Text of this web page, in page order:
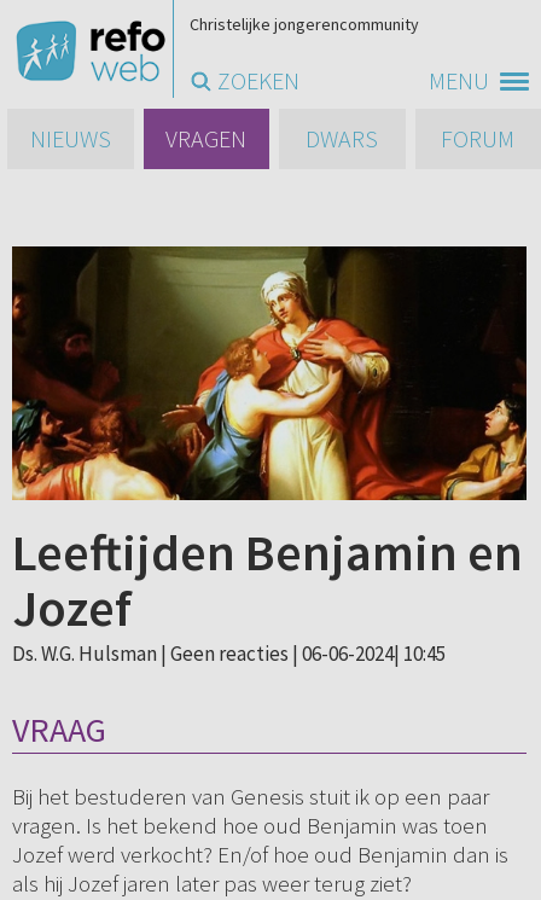
MENU
Christelijke jongerencommunity
ZOEKEN
NIEUWS
VRAGEN DWARS FORUM
Leeftijden Benjamin en
Jozef
Ds. W.G. Hulsman | Geen reacties | 06-06-2024| 10:45
VRAAG
Bij het bestuderen van Genesis stuit ik op een paar
vragen. Is het bekend hoe oud Benjamin was toen
Jozef werd verkocht? En/of hoe oud Benjamin dan is
als hij Jozef jaren later pas weer terug ziet?